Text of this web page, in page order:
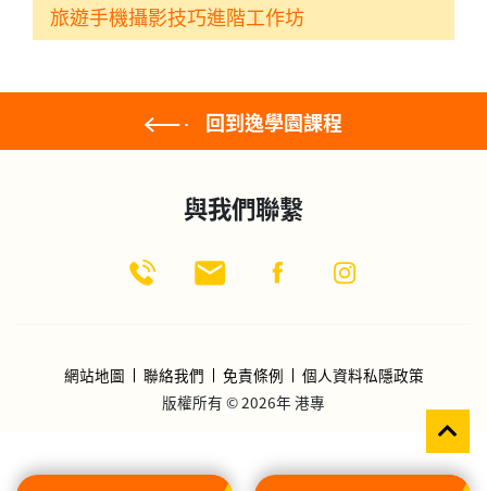
旅遊手機攝影技巧進階工作坊
回到逸學園課程
與我們聯繫
網站地圖 聯絡我們 免責條例
個人資料私隱政策
版權所有 © 2026年 港專